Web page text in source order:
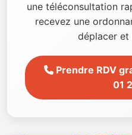
une téléconsultation
recevez une
déplacer et
Prendre RDV
01